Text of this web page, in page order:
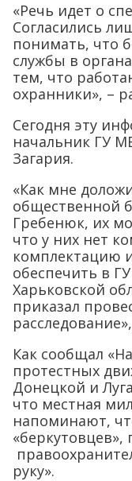
«Речь идет о
Согласились
понимать, что
службы в
тем, что
охранники», –
Сегодня эту
начальник ГУ
Загария.
«Как мне
общественной
Гребенюк, их
что у них нет
комплектацию
обеспечить в
Харьковской
приказал
Как сообщал
протестных
Донецкой и
что местная
напоминают,
«беркутовцев»,
руку».